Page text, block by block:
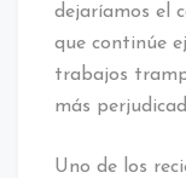
dejaríamos el
que continúe
trabajos
más
Uno de los